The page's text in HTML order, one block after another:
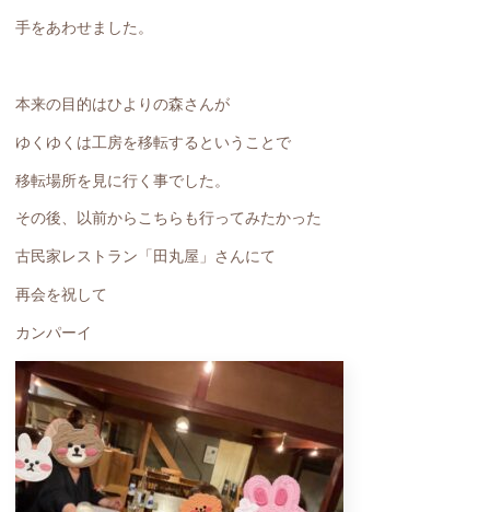
手をあわせました。
本来の目的はひよりの森さんが
ゆくゆくは工房を移転するということで
移転場所を見に行く事でした。
その後、以前からこちらも行ってみたかった
古民家レストラン「田丸屋」さんにて
再会を祝して
カンパーイ